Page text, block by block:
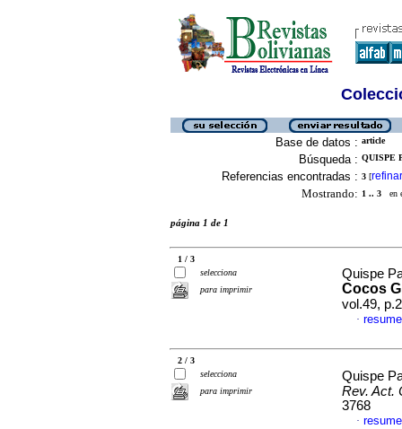
Base de datos : article
Búsqueda : QUISPE
Referencias encontradas : 3 [refinar
Mostrando: 1 .. 3 en
página 1 de 1
1 / 3
selecciona
para imprimir
Quispe
Cocos
vol.49,
·
2 / 3
selecciona
para imprimir
Quispe
Rev. Act.
3768
·